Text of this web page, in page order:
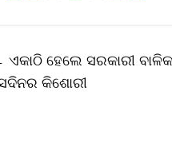
o
o
k
e
r
A
p
p
i
F
ଏକାଠି ହେଲେ ସରକାରୀ
କିଶୋରୀ